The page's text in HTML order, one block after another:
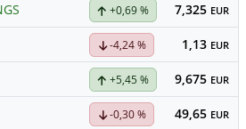
+0,69 % 7,325 EUR
-4,24 % 1,13 EUR
+5,45 % 9,675 EUR
-0,30 % 49,65 EUR